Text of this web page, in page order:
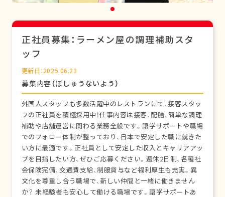
正社員募集：ラーメン屋の調理補助スタ
ッフ
更新日：2025.06.23
募集内容（ぼしゅうないよう）
外国人スタッフも多数活躍中のレストランにて、接客スタッ
フの正社員を積極採用中！仕事内容は接客、配膳、簡単な調理
補助や店舗運営に関わる業務全般です。語学サポートや職場
でのフォロー体制が整っており、日本で安定した職に就きた
い方に最適です。正社員として安定した収入とキャリアアッ
プを目指したい方、ぜひご応募ください。週休2日制、各種社
会保険完備、交通費支給、制服貸与など福利厚生も充実。異
文化を尊重し合う職場で、新しい仲間と一緒に働きません
か？ 未経験者も安心して働ける職場です。語学サポートあ